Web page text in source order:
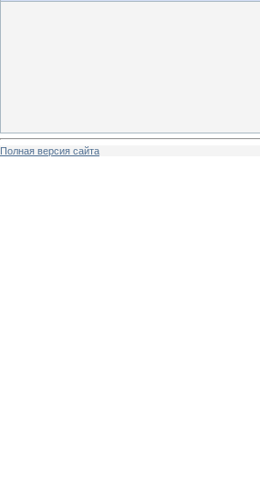
Полная версия сайта